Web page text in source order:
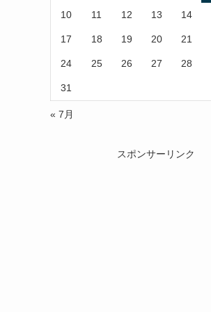
10 11 12 13 14
17 18 19 20 21
24 25 26 27 28
31
« 7月
スポンサーリンク